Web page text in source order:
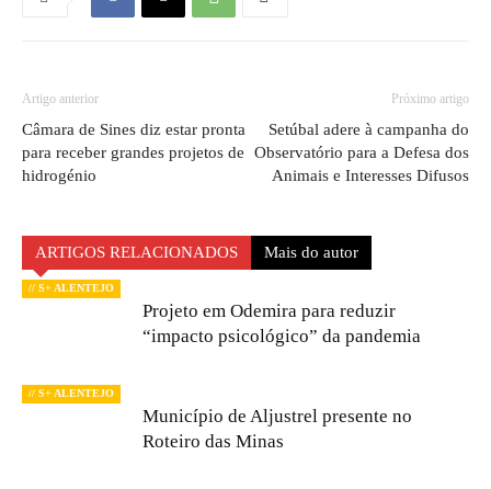
Artigo anterior
Câmara de Sines diz estar pronta
para receber grandes projetos de
hidrogénio
Próximo artigo
Setúbal adere à campanha do
Observatório para a Defesa dos
Animais e Interesses Difusos
ARTIGOS RELACIONADOS Mais do autor
// S+ ALENTEJO
Projeto em Odemira para reduzir
“impacto psicológico” da pandemia
// S+ ALENTEJO
Município de Aljustrel presente no
Roteiro das Minas